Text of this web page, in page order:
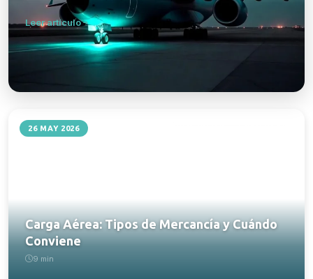
Leer artículo
26 MAY 2026
Carga Aérea: Tipos de Mercancía y Cuándo
Conviene
9 min